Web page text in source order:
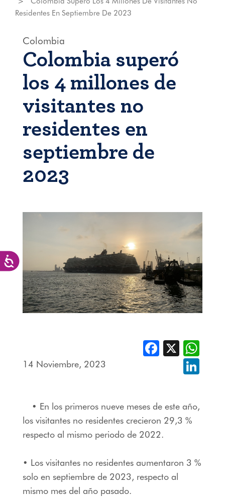
Accesibilidad
Residentes En Septiembre De 2023
Colombia
Colombia superó
los 4 millones de
visitantes no
residentes en
septiembre de
2023
14 Noviembre, 2023
Facebook
X
• En los primeros nueve meses de este año,
los visitantes no residentes crecieron 29,3 %
respecto al mismo periodo de 2022.
• Los visitantes no residentes aumentaron 3 %
solo en septiembre de 2023, respecto al
mismo mes del año pasado.